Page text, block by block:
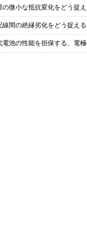
の微小な抵抗変化をどう捉
線間の絶縁劣化をどう捉え
電池の性能を担保する、電